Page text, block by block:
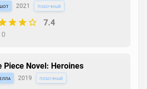
2021 побочный
7.4
0
Piece Novel: Heroines
2019 побочный